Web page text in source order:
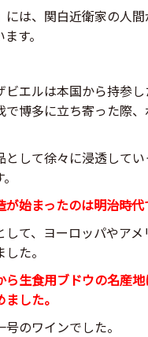
には、関白近衛家の人
す。
エルは本国から持参
で博多に立ち寄った際
して徐々に浸透して
始まったのは明治時代
て、ヨーロッパやア
た。
ら生食用ブドウの名産
した。
のワインでした。